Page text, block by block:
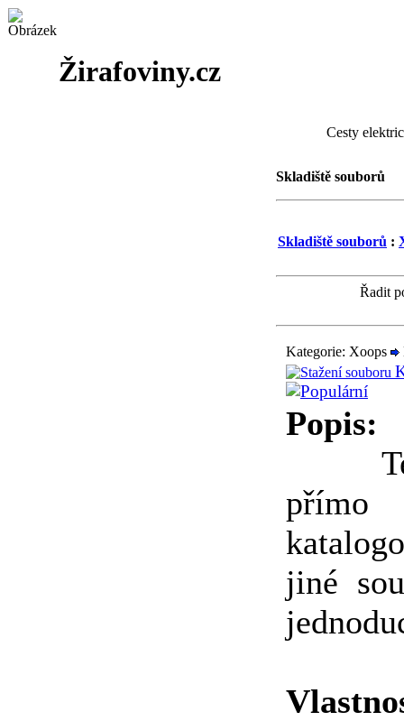
Žirafoviny.cz
Cesty
Skladiště souborů
Skladiště souborů :
Řadit
Kategorie: Xoops
Popis:
přímo
jiné